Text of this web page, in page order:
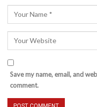
Save my name, email, and
comment.